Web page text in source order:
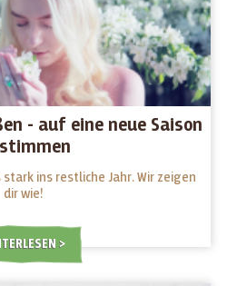
- auf eine neue Saison
ins restliche Jahr. Wir zeigen
dir wie!